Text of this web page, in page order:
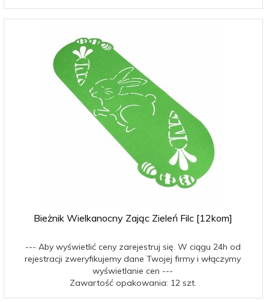
Bieżnik Wielkanocny Zając Zieleń Filc [12kom]
--- Aby wyświetlić ceny zarejestruj się. W ciągu 24h od
rejestracji zweryfikujemy dane Twojej firmy i włączymy
wyświetlanie cen ---
Zawartość opakowania: 12 szt.